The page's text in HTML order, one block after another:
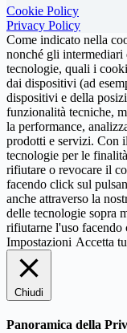
Cookie Policy
Privacy Policy
Come indicato nella
nonché gli
tecnologie, quali i
dai dispositivi (ad
dispositivi e della
funzionalità tecniche,
la performance,
prodotti e servizi. Con
tecnologie per le
rifiutare o revocare il
facendo click sul
anche attraverso la
delle tecnologie sopra
rifiutarne l'uso
Impostazioni Accetta
Chiudi
Panoramica della